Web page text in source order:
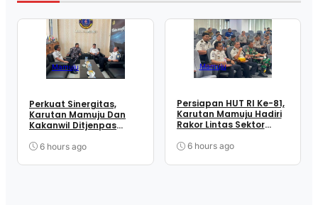
Mamuju
Perkuat Sinergitas,
Karutan Mamuju Dan
Kakanwil Ditjenpas
Mamuju
6 hours ago
Mamuju
Persiapan HUT RI Ke-81,
Karutan Mamuju Hadiri
Rakor Lintas Sektor
Sulbar
6 hours ago